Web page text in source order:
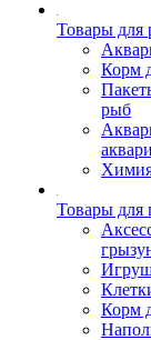
Товары для
Корм
рыб
Товары для
Корм